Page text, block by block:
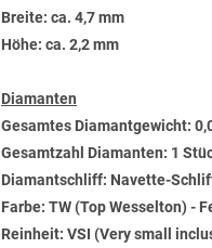
Breite: ca. 4,7 mm
Höhe: ca. 2,2 mm
Diamanten
Gesamtes Diamantgewicht:
Gesamtzahl Diamanten: 1
Diamantschliff: Navette-
Farbe: TW (Top Wesselton) -
Reinheit: VSI (Very small